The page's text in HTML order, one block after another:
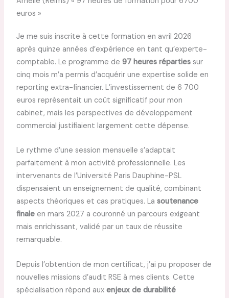
euros »
Je me suis inscrite à cette formation en avril 2026
après quinze années d’expérience en tant qu’experte-
comptable. Le programme de 97 heures répartiessur
cinq mois m’a permis d’acquérir une expertise solide en
reporting extra-financier. L’investissement de 6 700
euros représentait un coût significatif pour mon
cabinet, mais les perspectives de développement
commercial justifiaient largement cette dépense.
Le rythme d’une session mensuelle s’adaptait
parfaitement à mon activité professionnelle. Les
intervenants de l’Université Paris Dauphine-PSL
dispensaient un enseignement de qualité, combinant
aspects théoriques et cas pratiques. La soutenance
finaleen mars 2027 a couronné un parcours exigeant
mais enrichissant, validé par un taux de réussite
remarquable.
Depuis l’obtention de mon certificat, j’ai pu proposer de
nouvelles missions d’audit RSE à mes clients. Cette
spécialisation répond aux enjeux de durabilité